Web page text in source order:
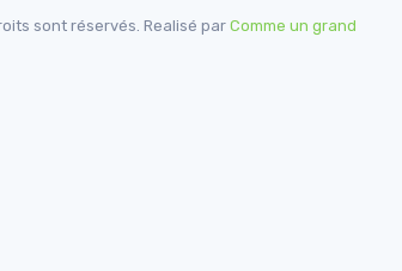
sont réservés. Realisé par Comme un grand